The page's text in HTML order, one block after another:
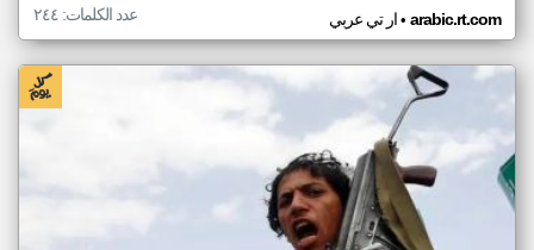
ار تي عربي• arabic.rt.com عدد الكلمات: ٢٤٤